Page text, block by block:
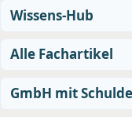
Wissens-Hub
Alle Fachartikel
GmbH mit